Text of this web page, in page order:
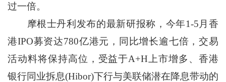
过一倍。
摩根士丹利发布的最新研报称，今年1-5月香
港IPO募资达780亿港元，同比增长逾七倍，交易
活动料将保持高位，受益于A+H上市增多、香港
银行同业拆息(Hibor)下行与美联储潜在降息带动的